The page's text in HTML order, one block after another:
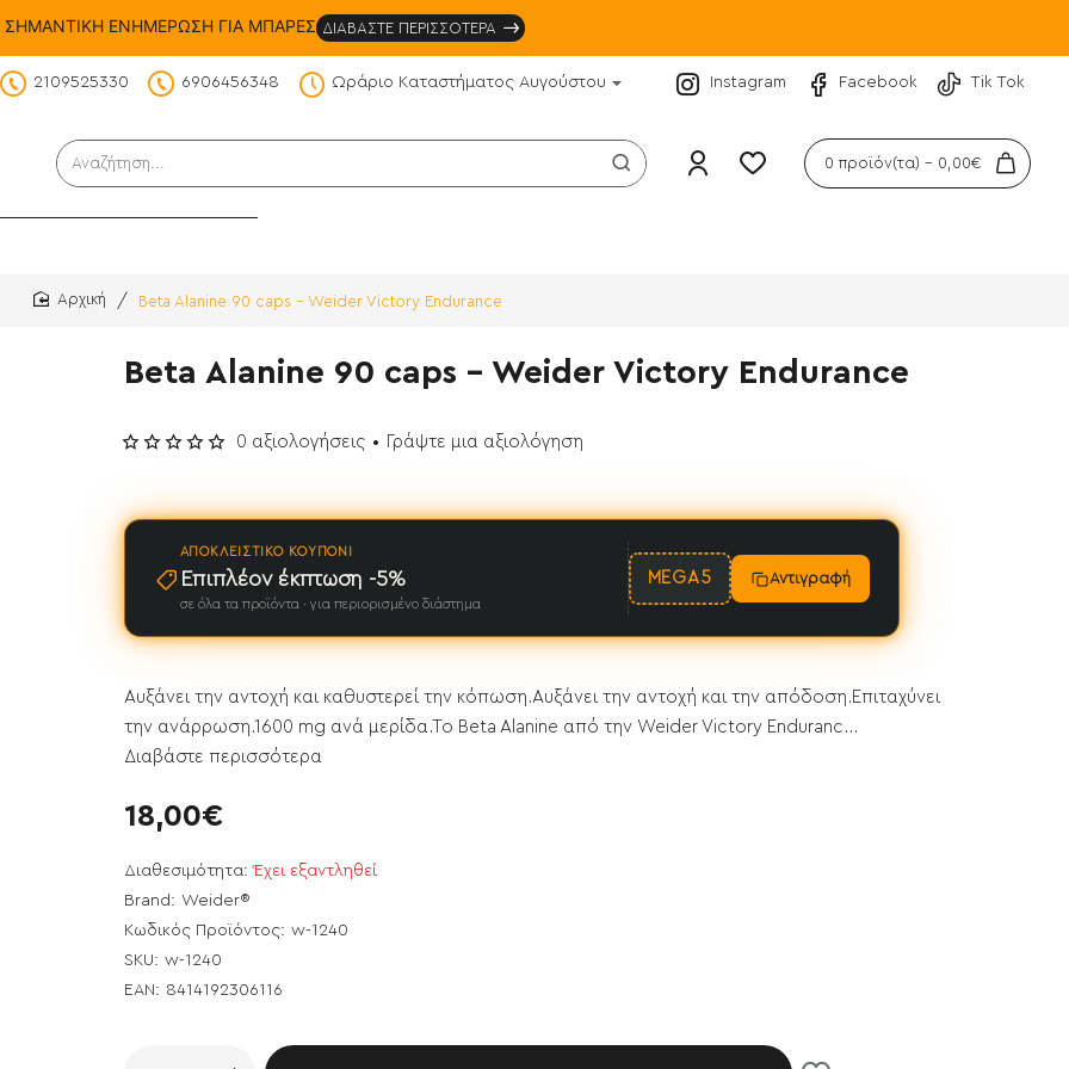
ΣΗΜΑΝΤΙΚΗ ΕΝΗΜΕΡΩΣΗ ΓΙΑ ΜΠΑΡΕΣ ΔΙΑΒΑΣΤΕ ΠΕΡΙΣΣΟΤΕΡΑ
2109525330 6906456348 Ωράριο Καταστήματος Αυγούστου Instagram Facebook Tik Tok
Αναζήτηση... 0 προϊόν(τα) - 0,00€
Beta Alanine 90 caps - Weider Victory Endurance
Beta Alanine 90 caps - Weider Victory Endurance
ΑΠΟΚΛΕΙΣΤΙΚΌ ΚΟΥΠΌΝΙ
Επιπλέον έκπτωση -5%
σε όλα τα προϊόντα · για περιορισμένο διάστημα
MEGA5 Αντιγραφή
Αυξάνει την αντοχή και καθυστερεί την κόπωση.Αυξάνει την αντοχή και την απόδοση.Επιταχύνει
την ανάρρωση.1600 mg ανά μερίδα.Το Beta Alanine από την Weider Victory Enduranc...
Διαβάστε περισσότερα
Διαθεσιμότητα: Έχει εξαντληθεί
Brand: Weider®
Κωδικός Προϊόντος: w-1240
SKU: w-1240
EAN: 8414192306116
0 αξιολογήσεις • Γράψτε μια αξιολόγηση
18,00€